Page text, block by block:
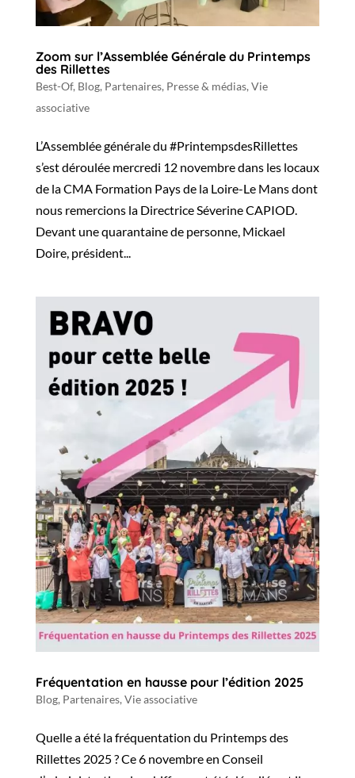
Zoom sur l’Assemblée Générale du Printemps
des Rillettes
Best-Of, Blog, Partenaires, Presse & médias, Vie
associative
L’Assemblée générale du #PrintempsdesRillettes
s’est déroulée mercredi 12 novembre dans les locaux
de la CMA Formation Pays de la Loire-Le Mans dont
nous remercions la Directrice Séverine CAPIOD.
Devant une quarantaine de personne, Mickael
Doire, président...
Fréquentation en hausse pour l’édition 2025
Blog, Partenaires, Vie associative
Quelle a été la fréquentation du Printemps des
Rillettes 2025 ? Ce 6 novembre en Conseil